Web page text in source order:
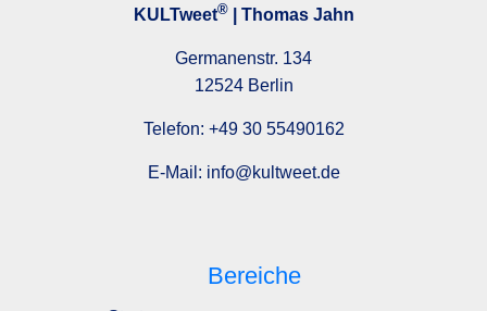
KULTweet®| Thomas Jahn
Germanenstr. 134
12524 Berlin
Telefon: +49 30 55490162
E-Mail: info@kultweet.de
Bereiche